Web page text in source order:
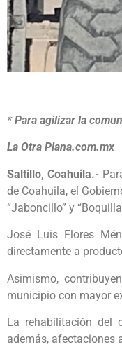
* Para agilizar la
La Otra Plana.com.mx
Saltillo, Coahuila.-
de Coahuila, el
“Jaboncillo” y
José Luis Flores
directamente a
Asimismo,
municipio con mayor
La rehabilitación del
además, afectaciones